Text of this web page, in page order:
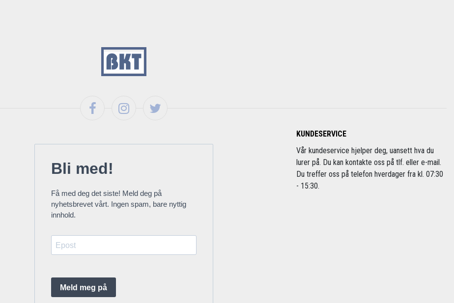
Bli med!
Få med deg det siste! Meld deg på
nyhetsbrevet vårt. Ingen spam, bare nyttig
innhold.
Meld meg på
KUNDESERVICE
Vår kundeservice hjelper deg, uansett hva du
lurer på. Du kan kontakte oss på tlf. eller e-mail.
Du treffer oss på telefon hverdager fra kl. 07:30
- 15:30.